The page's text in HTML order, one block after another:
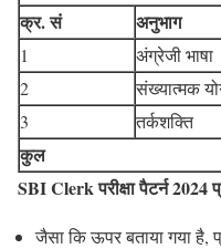
क्र. सं
अनुभाग
1 अंग्रेजी भाषा
2
संख्यात्मक
3
तर्कशक्ति
कुल
SBI Clerk परीक्षा पैटर्न 2024
जैसा कि ऊपर बताया गया है,